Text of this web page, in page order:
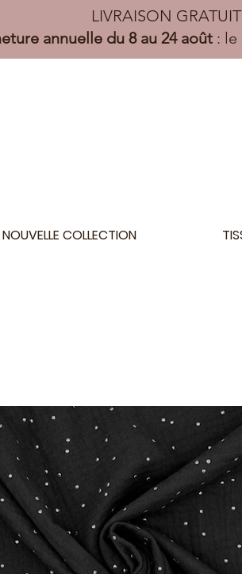
LIVRAISON
annuelle du 8 au 24 août: le
NOUVELLE COLLECTION